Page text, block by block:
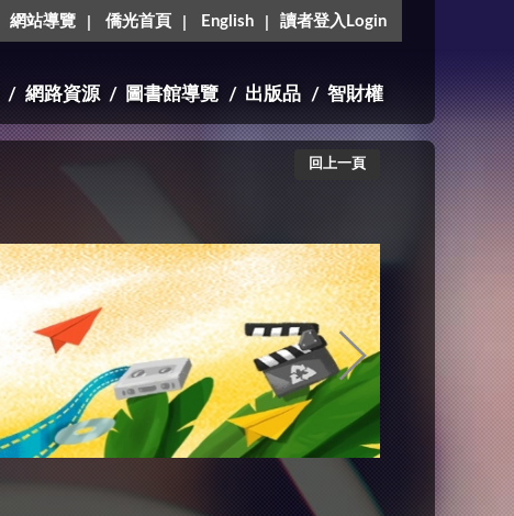
網站導覽 僑光首頁 English 讀者登入Login
網路資源 圖書館導覽 出版品 智財權
回上一頁